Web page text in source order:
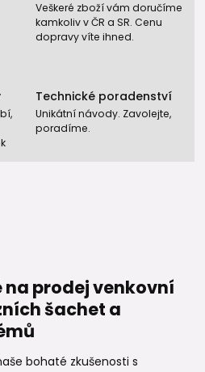
Veškeré zboží vám doručíme
kamkoliv v ČR a SR. Cenu
dopravy víte ihned.
Technické poradenství
Unikátní návody. Zavolejte,
poradíme.
prodej venkovní
šachet a
bohaté zkušenosti s